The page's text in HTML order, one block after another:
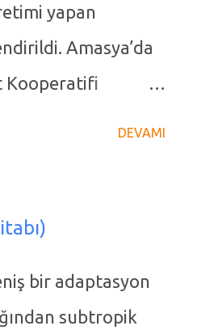
yapan
Amasya’da
Kooperatifi
(kenevir)
birkaç ana başlık
DEVAMI
bir adaptasyon
subtropik